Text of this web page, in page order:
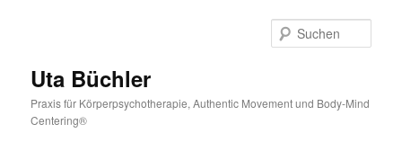
Uta Büchler
Praxis für Körperpsychotherapie, Authentic Movement und Body-Mind
Centering®